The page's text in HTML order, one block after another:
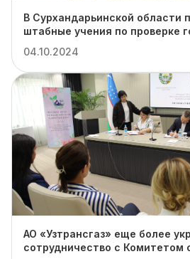
В Сурхандарьинской области
штабные учения по проверке
отопительному сезону.
04.10.2024
АО «Узтрансгаз» еще более
сотрудничество с